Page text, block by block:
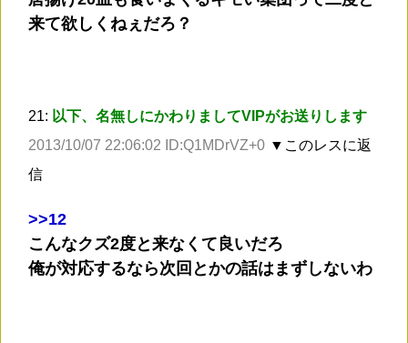
来て欲しくねぇだろ？
21: 以下、名無しにかわりましてVIPがお送りします
2013/10/07 22:06:02 ID:Q1MDrVZ+0 ▼このレスに返
信
>>12
こんなクズ2度と来なくて良いだろ
俺が対応するなら次回とかの話はまずしないわ